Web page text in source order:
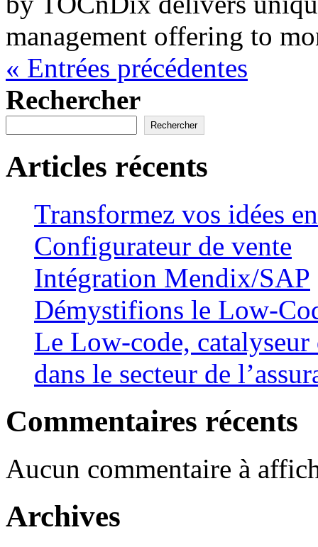
management offering to
« Entrées précédentes
Rechercher
Rechercher
Articles récents
Transformez vos idées
Configurateur de vente
Intégration Mendix/SAP
Démystifions le Low-
Le Low-code,
dans le secteur de
Commentaires récents
Aucun commentaire à
Archives